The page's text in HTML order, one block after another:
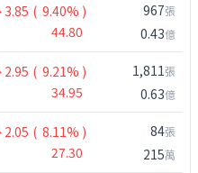
3.85 ( 9.40% )
44.80
967張
0.43億
2.95 ( 9.21% )
34.95
1,811張
0.63億
2.05 ( 8.11% )
27.30
84張
215萬